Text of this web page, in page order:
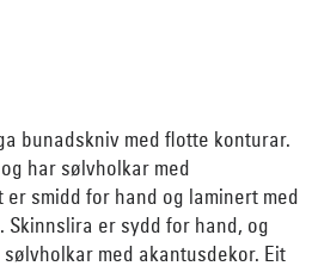
bunadskniv med flotte konturar.
har sølvholkar med
smidd for hand og laminert med
er sydd for hand, og
med akantusdekor. Eit